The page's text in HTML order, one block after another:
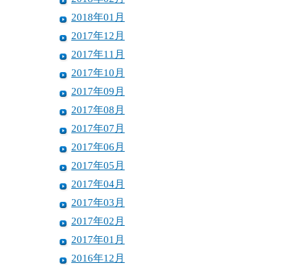
2018年01月
2017年12月
2017年11月
2017年10月
2017年09月
2017年08月
2017年07月
2017年06月
2017年05月
2017年04月
2017年03月
2017年02月
2017年01月
2016年12月